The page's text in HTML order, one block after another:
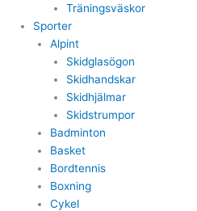
Träningsväskor
Sporter
Alpint
Skidglasögon
Skidhandskar
Skidhjälmar
Skidstrumpor
Badminton
Basket
Bordtennis
Boxning
Cykel